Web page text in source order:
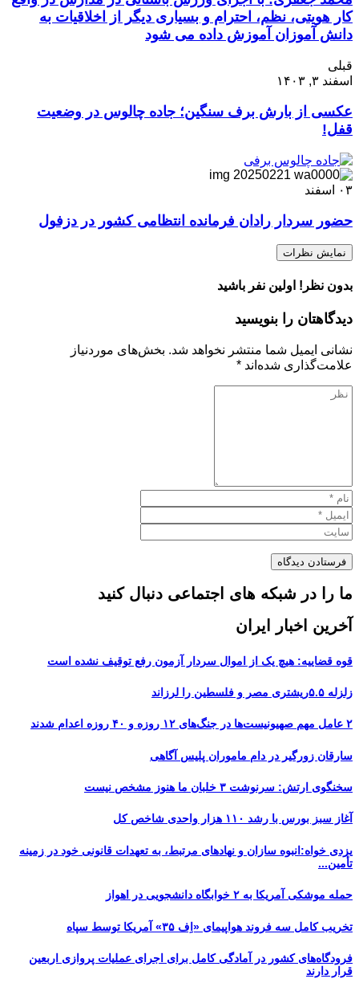
کار هویتی، نظم، احترام و بسیاری دیگر از اخلاقیات به
دانش آموزان آموزش داده می شود
قبلی
اسفند ۳, ۱۴۰۳
عکسی از بارش برف سنگین؛ جاده چالوس در وضعیت
قفل!
۰۳ اسفند
حضور سردار رادان فرمانده انتظامی کشور در دزفول
نمایش نظرات
بدون نظر! اولین نفر باشید
دیدگاهتان را بنویسید
نشانی ایمیل شما منتشر نخواهد شد. بخش‌های موردنیاز
علامت‌گذاری شده‌اند *
ما را در شبکه های اجتماعی دنبال کنید
آخرین اخبار ایران
قوه قضاییه: هیچ یک از اموال سردار آزمون رفع توقیف نشده است
زلزله ۵.۵ریشتری مصر و فلسطین را لرزاند
۲ عامل مهم صهیونیست‌ها در جنگ‌های ۱۲ روزه و ۴۰ روزه اعدام شدند
سارقان زورگیر در دام ماموران پلیس آگاهی
سخنگوی ارتش: سرنوشت ۳ خلبان ما هنوز مشخص نیست
آغاز سبز بورس با رشد ۱۱۰ هزار واحدی شاخص کل
یزدی خواه:انبوه سازان و نهادهای مرتبط، به تعهدات قانونی خود در زمینه
تأمین...
حمله موشکی آمریکا به ۲ خوابگاه دانشجویی در اهواز
تخریب کامل سه فروند هواپیمای «اِف ۳۵» آمریکا توسط سپاه
فرودگاه‌های کشور در آمادگی کامل برای اجرای عملیات پروازی اربعین
قرار دارند